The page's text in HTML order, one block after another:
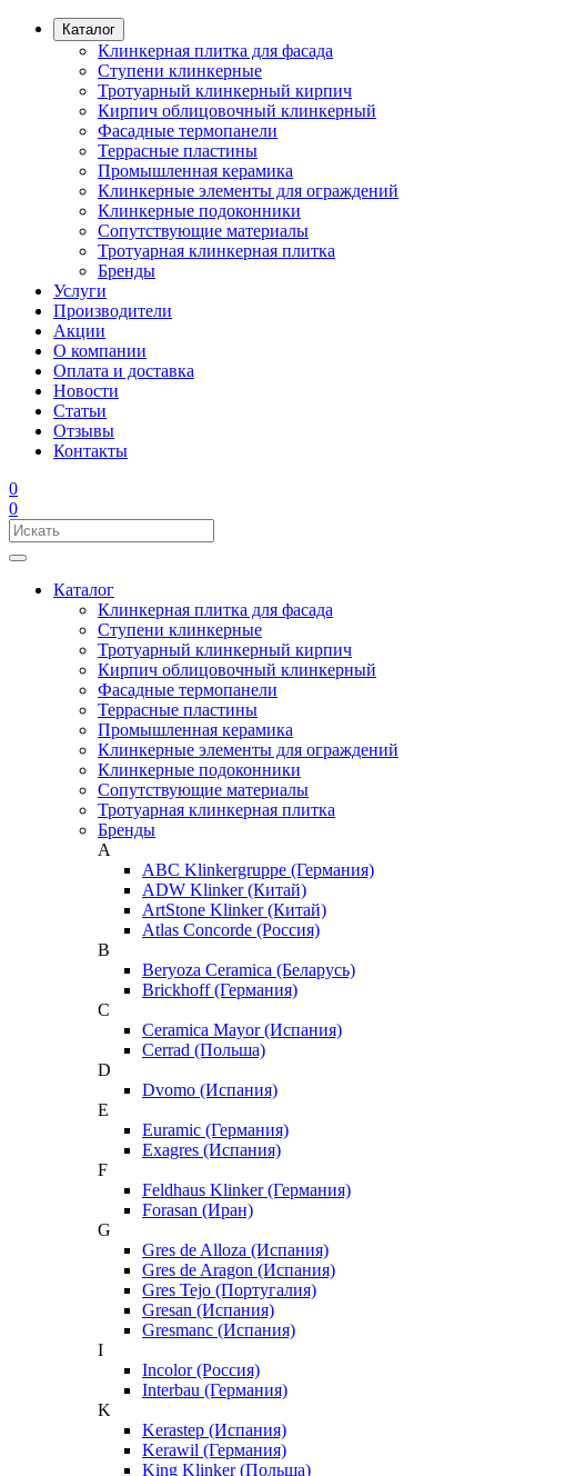
Каталог
Клинкерная плитка для фасада
Ступени клинкерные
Тротуарный клинкерный кирпич
Кирпич облицовочный клинкерный
Фасадные термопанели
Террасные пластины
Промышленная керамика
Клинкерные элементы для ограждений
Клинкерные подоконники
Сопутствующие материалы
Тротуарная клинкерная плитка
Бренды
Услуги
Производители
Акции
О компании
Оплата и доставка
Новости
Статьи
Отзывы
Контакты
0
0
Каталог
Клинкерная плитка для фасада
Ступени клинкерные
Тротуарный клинкерный кирпич
Кирпич облицовочный клинкерный
Фасадные термопанели
Террасные пластины
Промышленная керамика
Клинкерные элементы для ограждений
Клинкерные подоконники
Сопутствующие материалы
Тротуарная клинкерная плитка
Бренды
A
ABC Klinkergruppe (Германия)
ADW Klinker (Китай)
ArtStone Klinker (Китай)
Atlas Concorde (Россия)
B
Beryoza Ceramica (Беларусь)
Brickhoff (Германия)
C
Ceramica Mayor (Испания)
Cerrad (Польша)
D
Dvomo (Испания)
E
Euramic (Германия)
Exagres (Испания)
F
Feldhaus Klinker (Германия)
Forasan (Иран)
G
Gres de Alloza (Испания)
Gres de Aragon (Испания)
Gres Tejo (Португалия)
Gresan (Испания)
Gresmanc (Испания)
I
Incolor (Россия)
Interbau (Германия)
K
Kerastep (Испания)
Kerawil (Германия)
King Klinker (Польша)